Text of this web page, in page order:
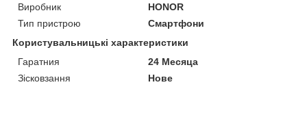
Виробник
HONOR
Тип пристрою
Смартфони
Користувальницькі характеристики
Гаратния
24 Месяца
Зісковзання
Нове